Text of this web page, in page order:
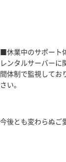
■休業中のサポート
レンタルサーバー
間体制で監視してお
さい。
今後とも変わらぬご